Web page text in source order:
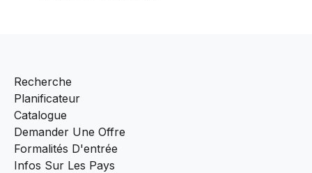
Recherche
Planificateur
Catalogue
Demander Une Offre
Formalités D'entrée
Infos Sur Les Pays